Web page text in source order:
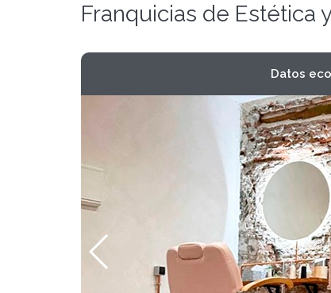
Franquicias de Estética
Datos